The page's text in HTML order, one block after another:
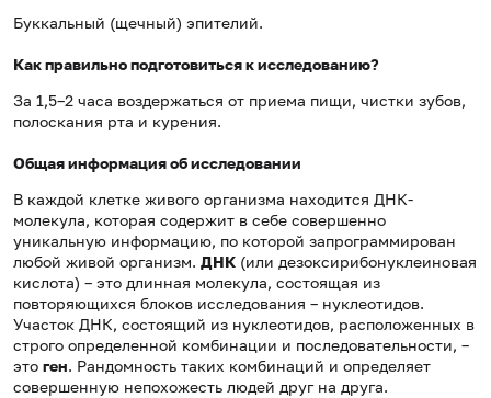
Буккальный (щечный) эпителий.
Как правильно подготовиться к исследованию?
За 1,5–2 часа воздержаться от приема пищи, чистки зубов,
полоскания рта и курения.
Общая информация об исследовании
В каждой клетке живого организма находится ДНК-
молекула, которая содержит в себе совершенно
уникальную информацию, по которой запрограммирован
любой живой организм. ДНК (или дезоксирибонуклеиновая
кислота) – это длинная молекула, состоящая из
повторяющихся блоков исследования – нуклеотидов.
Участок ДНК, состоящий из нуклеотидов, расположенных в
строго определенной комбинации и последовательности, –
это ген. Рандомность таких комбинаций и определяет
совершенную непохожесть людей друг на друга.